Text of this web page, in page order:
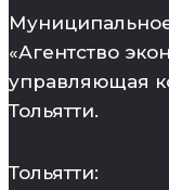
«Агентство
управляющая
Тольятти.
Тольятти: